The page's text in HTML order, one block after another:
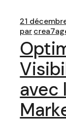
21
par
avec